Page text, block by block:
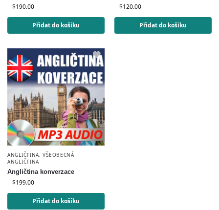
$190.00
Přidat do košíku
$120.00
Přidat do košíku
ANGLIČTINA,VŠEOBECNÁ
ANGLIČTINA
Angličtina konverzace
$199.00
Přidat do košíku